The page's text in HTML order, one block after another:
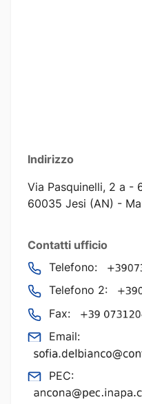
Indirizzo
Via Pasquinelli, 2 a -
60035 Jesi (AN) -
Contatti ufficio
Telefono:
Telefono 2:
Fax:
Email:
PEC: